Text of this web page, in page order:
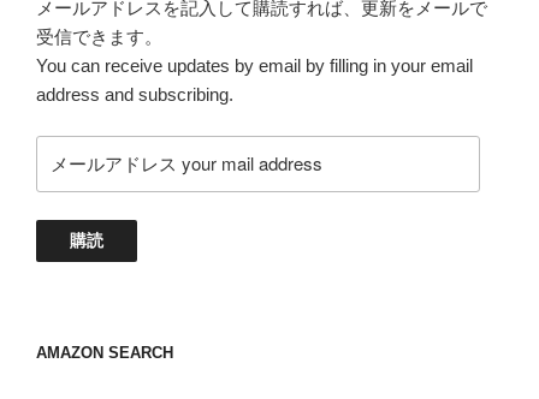
メールアドレスを記入して購読すれば、更新をメールで
受信できます。
You can receive updates by email by filling in your email
address and subscribing.
ー
ド
your
購読
AMAZON SEARCH